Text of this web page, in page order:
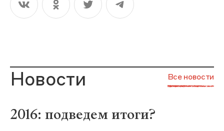
Новости Все новости
2016: подведем итоги?